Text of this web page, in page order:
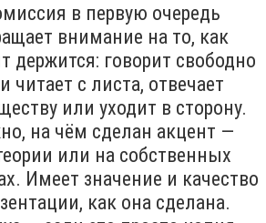
в первую очередь
внимание на то, как
держится: говорит свободно
читает с листа, отвечает
или уходит в сторону.
на чём сделан акцент —
или на собственных
Имеет значение и качество
как она сделана.